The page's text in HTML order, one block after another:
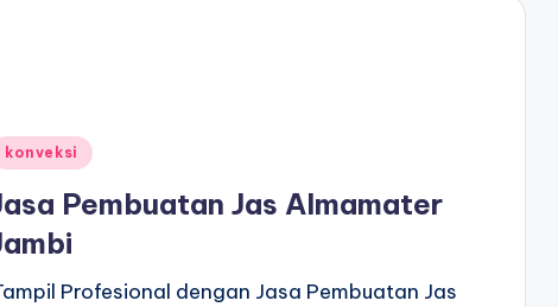
konveksi
Pembuatan Jas Almamater
Profesional dengan Jasa Pembuatan Jas